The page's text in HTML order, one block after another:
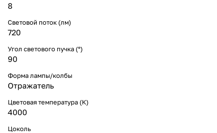
8
Световой поток (лм)
720
Угол светового пучка (°)
90
Форма лампы/колбы
Отражатель
Цветовая температура (К)
4000
Цоколь